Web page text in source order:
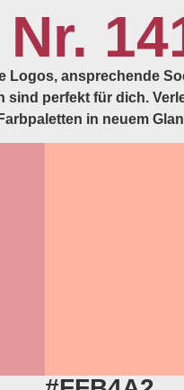
ansprechende
perfekt für dich.
in neuem